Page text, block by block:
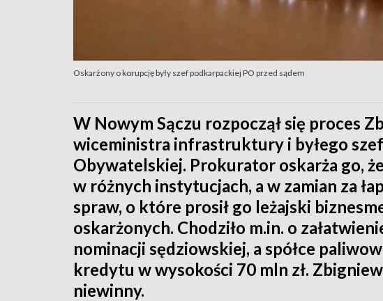
Oskarżony o korupcję były szef podkarpackiej PO przed sądem
W Nowym Sączu rozpoczął się proces
wiceministra infrastruktury i byłego
Obywatelskiej. Prokurator oskarża go,
w różnych instytucjach, a w zamian za
spraw, o które prosił go leżajski
oskarżonych. Chodziło m.in. o
nominacji sędziowskiej, a spółce
kredytu w wysokości 70 mln zł.
niewinny.